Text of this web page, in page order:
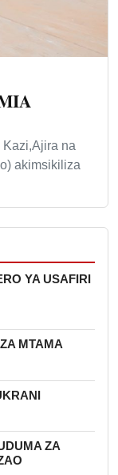
Kazi,Ajira na
akimsikiliza
YA USAFIRI
MTAMA
ZA